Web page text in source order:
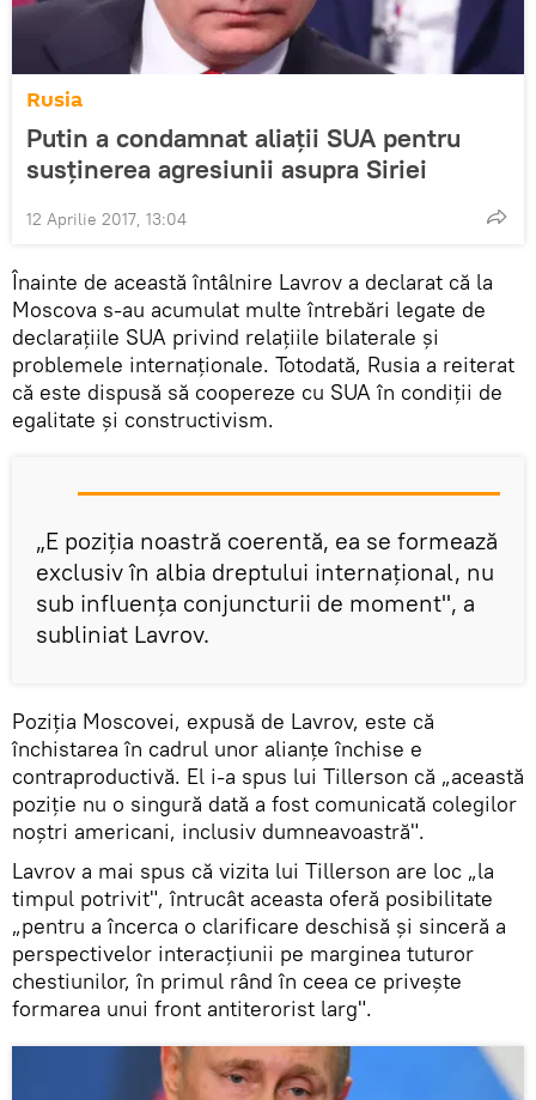
Rusia
Putin a condamnat aliații SUA pentru
susținerea agresiunii asupra Siriei
12 Aprilie 2017, 13:04
Înainte de această întâlnire Lavrov a declarat că la
Moscova s-au acumulat multe întrebări legate de
declarațiile SUA privind relațiile bilaterale și
problemele internaționale. Totodată, Rusia a reiterat
că este dispusă să coopereze cu SUA în condiții de
egalitate și constructivism.
„E poziția noastră coerentă, ea se formează
exclusiv în albia dreptului internațional, nu
sub influența conjuncturii de moment", a
subliniat Lavrov.
Poziția Moscovei, expusă de Lavrov, este că
închistarea în cadrul unor alianțe închise e
contraproductivă. El i-a spus lui Tillerson că „această
poziție nu o singură dată a fost comunicată colegilor
noștri americani, inclusiv dumneavoastră".
Lavrov a mai spus că vizita lui Tillerson are loc „la
timpul potrivit", întrucât aceasta oferă posibilitate
„pentru a încerca o clarificare deschisă și sinceră a
perspectivelor interacțiunii pe marginea tuturor
chestiunilor, în primul rând în ceea ce privește
formarea unui front antiterorist larg".